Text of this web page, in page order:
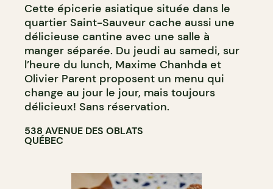
Cette épicerie asiatique située dans le
quartier Saint-Sauveur cache aussi une
délicieuse cantine avec une salle à
manger séparée. Du jeudi au samedi, sur
l’heure du lunch, Maxime Chanhda et
Olivier Parent proposent un menu qui
change au jour le jour, mais toujours
délicieux! Sans réservation.
538 AVENUE DES OBLATS
QUÉBEC